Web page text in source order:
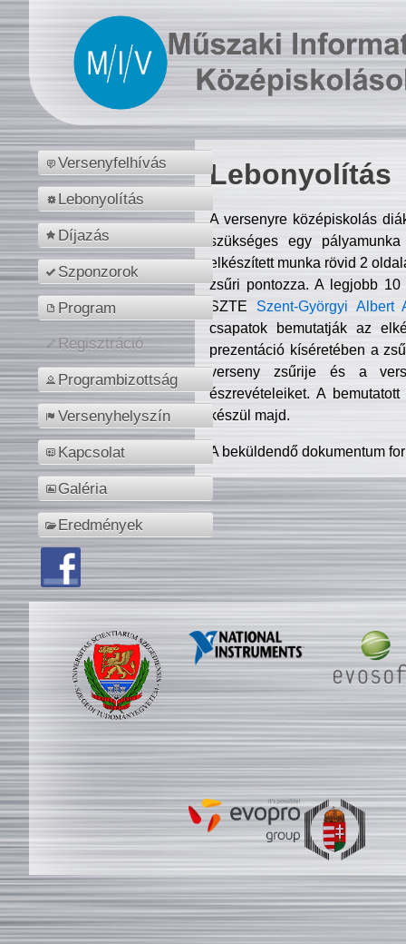
Versenyfelhívás
Lebonyolítás
Díjazás
Szponzorok
Program
Regisztráció
Programbizottság
Versenyhelyszín
Kapcsolat
Galéria
Eredmények
Lebonyolítás
A versenyre középiskolás
szükséges egy
elkészített munka rövid 2
zsűri pontozza. A legjobb
SZTE Szent-Györgyi Albert
csapatok bemutatják az
prezentáció kíséretében a
verseny zsűrije és a
észrevételeiket. A
készül majd.
A beküldendő dokumentum